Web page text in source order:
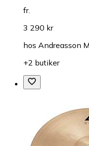
fr.
3 290 kr
hos Andreasson
+2 butiker